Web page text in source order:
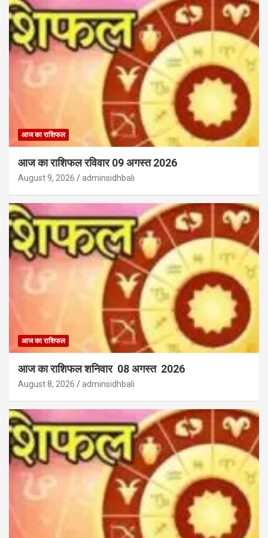
आज का राशिफल
आज का राशिफल रविवार 09 अगस्त 2026
August 9, 2026 adminsidhbali
आज का राशिफल
आज का राशिफल शनिवार 08 अगस्त 2026
August 8, 2026 adminsidhbali